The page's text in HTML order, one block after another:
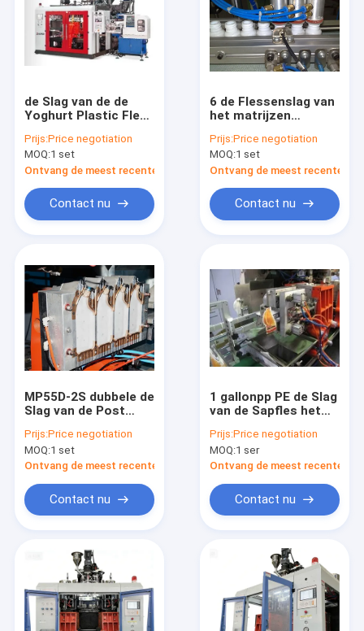
Producten
Ongeveer ons
de Slag van de de
Yoghurt Plastic Fles
Vormen Machine met
Autodefleshing-
Systeem
Prijs:Price negotiation
MOQ:1 set
Ontvang de meest recente Prijs
Contact nu
6 de Flessenslag van
het matrijzen
Vormen Machine,
Slag het Vormen
Apparaat mp55d-6
Prijs:Price negotiation
MOQ:1 set
Ontvang de meest recente
Contact nu
MP55D-2S dubbele de
Slag van de Post
Vormen Machine met
2 Matrijzenhoofd en
2 Laag
Prijs:Price negotiation
MOQ:1 set
Ontvang de meest recente Prijs
Contact nu
1 gallonpp PE de Slag
van de Sapfles het
mp80d-1 volledig
Automatisch met
Robot
Prijs:Price negotiation
MOQ:1 ser
Ontvang de meest recente
Contact nu